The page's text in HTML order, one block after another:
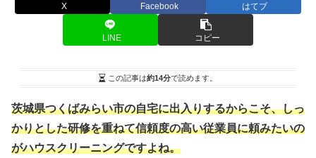
X Facebook はてブ
LINE コピー
この記事は約14分で読めます。
茨城県つくばみらい市の自宅に出入りするからこそ、しっ
かりとした研修を重ねて信頼度の高い従業員に頼みたいの
がハウスクリーニングですよね。